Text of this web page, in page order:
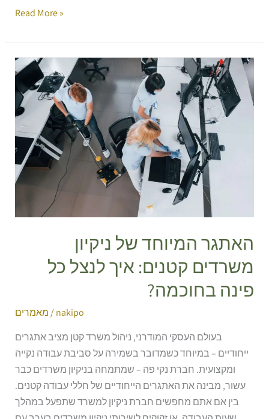
Read More »
האתגר המיוחד של ניקיון
משרדים קטנים: איך לנצל כל
פינה בחוכמה?
מאמרים /nakipo
בעולם העסקי המודרני, ניהול משרד קטן מציב אתגרים
ייחודיים – במיוחד כשמדובר בשמירה על סביבת עבודה נקייה
ומקצועית. חברת נקי פה – שמתמחה בניקיון משרדים כבר
עשור, מבינה את האתגרים הייחודיים של חללי עבודה קטנים.
בין אם אתם מחפשים חברת ניקיון למשרד שתפעל במהלך
האתגר
המיוחד
של
ניקיון
משרדים
קטנים:
איך
לנצל